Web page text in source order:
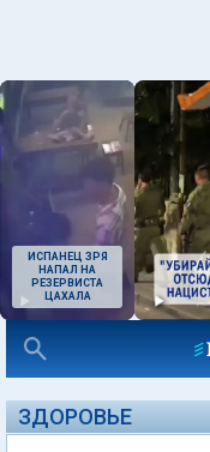
ИСПАНЕЦ ЗРЯ
НАПАЛ НА
РЕЗЕРВИСТА
ЦАХАЛА
ЗДОРОВЬЕ